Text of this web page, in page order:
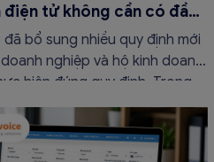
tử không cần có đầy
bổ sung nhiều quy định mới
nghiệp và hộ kinh doanh
hiện đúng quy định. Trong
sẽ chia sẻ 13
không cần […]